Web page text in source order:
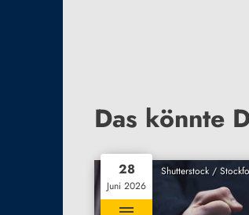
Das könnte
Shutterstock /
28
Juni 2026